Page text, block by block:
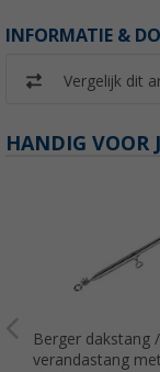
INFORMATIE &
Vergelijk dit
HANDIG VOOR
Berger dakstang /
verandastang